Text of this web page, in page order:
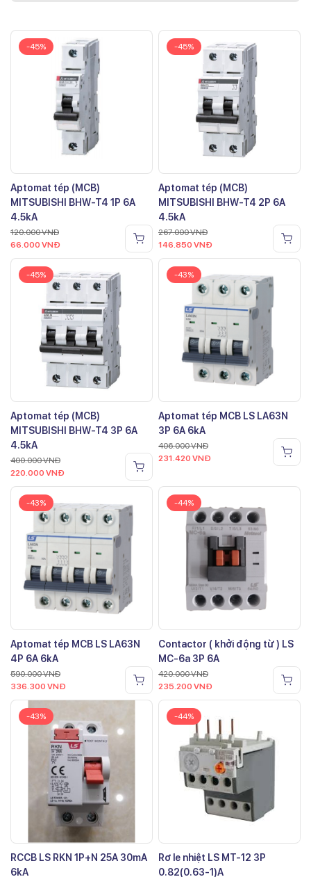
-45%
Aptomat tép (MCB)
MITSUBISHI BHW-T4 1P 6A
4.5kA
120.000VNĐ
66.000 VNĐ
-45%
Aptomat tép (MCB)
MITSUBISHI BHW-T4 2P 6A
4.5kA
267.000VNĐ
146.850 VNĐ
-45%
Aptomat tép (MCB)
MITSUBISHI BHW-T4 3P 6A
4.5kA
400.000VNĐ
220.000 VNĐ
-43%
Aptomat tép MCB LS LA63N
3P 6A 6kA
406.000VNĐ
231.420 VNĐ
-43%
Aptomat tép MCB LS LA63N
4P 6A 6kA
590.000VNĐ
336.300 VNĐ
-44%
Contactor ( khởi động từ ) LS
MC-6a 3P 6A
420.000VNĐ
235.200 VNĐ
-43%
RCCB LS RKN 1P+N 25A 30mA
6kA
-44%
Rơ le nhiệt LS MT-12 3P
0.82(0.63-1)A